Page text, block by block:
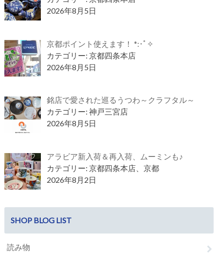
2026年8月5日
京都ポイント使えます！ *:･ﾟ✧
カテゴリー: 京都四条本店
2026年8月5日
銘店で愛された巡るうつわ～クラフタル～
カテゴリー: 神戸三宮店
2026年8月5日
アラビア新入荷＆再入荷、ムーミンも♪
カテゴリー: 京都四条本店、京都
2026年8月2日
SHOP BLOG LIST
読み物